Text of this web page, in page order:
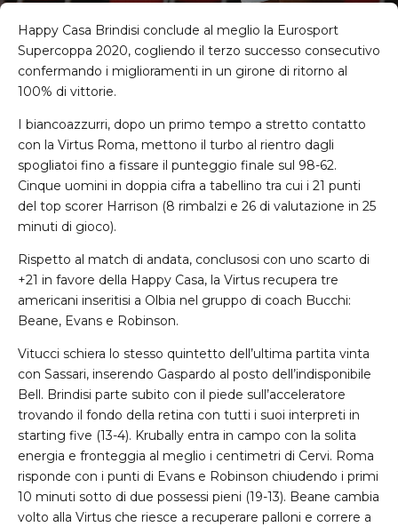
Happy Casa Brindisi conclude al meglio la Eurosport
Supercoppa 2020, cogliendo il terzo successo consecutivo
confermando i miglioramenti in un girone di ritorno al
100% di vittorie.
I biancoazzurri, dopo un primo tempo a stretto contatto
con la Virtus Roma, mettono il turbo al rientro dagli
spogliatoi fino a fissare il punteggio finale sul 98-62.
Cinque uomini in doppia cifra a tabellino tra cui i 21 punti
del top scorer Harrison (8 rimbalzi e 26 di valutazione in 25
minuti di gioco).
Rispetto al match di andata, conclusosi con uno scarto di
+21 in favore della Happy Casa, la Virtus recupera tre
americani inseritisi a Olbia nel gruppo di coach Bucchi:
Beane, Evans e Robinson.
Vitucci schiera lo stesso quintetto dell’ultima partita vinta
con Sassari, inserendo Gaspardo al posto dell’indisponibile
Bell. Brindisi parte subito con il piede sull’acceleratore
trovando il fondo della retina con tutti i suoi interpreti in
starting five (13-4). Krubally entra in campo con la solita
energia e fronteggia al meglio i centimetri di Cervi. Roma
risponde con i punti di Evans e Robinson chiudendo i primi
10 minuti sotto di due possessi pieni (19-13). Beane cambia
volto alla Virtus che riesce a recuperare palloni e correre a